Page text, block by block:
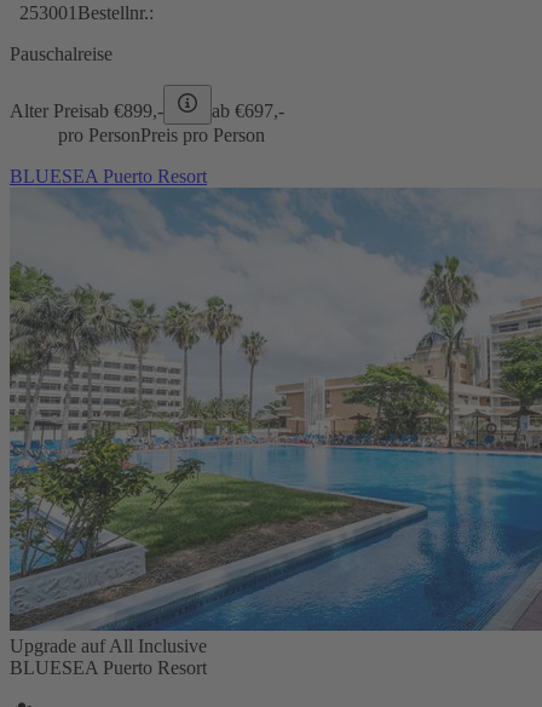
253001 Bestellnr.:
Pauschalreise
Alter Preisab €899,- ab €697,-
pro PersonPreis pro Person
BLUESEA Puerto Resort
Upgrade auf All Inclusive
BLUESEA Puerto Resort